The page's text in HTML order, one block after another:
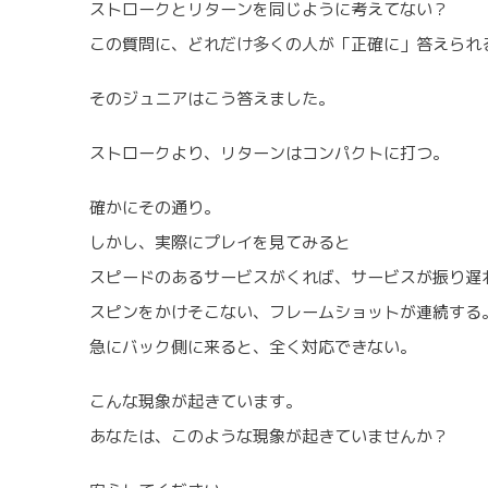
ストロークとリターンを同じように考えてない？
この質問に、どれだけ多くの人が「正確に」答えられ
そのジュニアはこう答えました。
ストロークより、リターンはコンパクトに打つ。
確かにその通り。
しかし、実際にプレイを見てみると
スピードのあるサービスがくれば、サービスが振り遅
スピンをかけそこない、フレームショットが連続する。
急にバック側に来ると、全く対応できない。
こんな現象が起きています。
あなたは、このような現象が起きていませんか？